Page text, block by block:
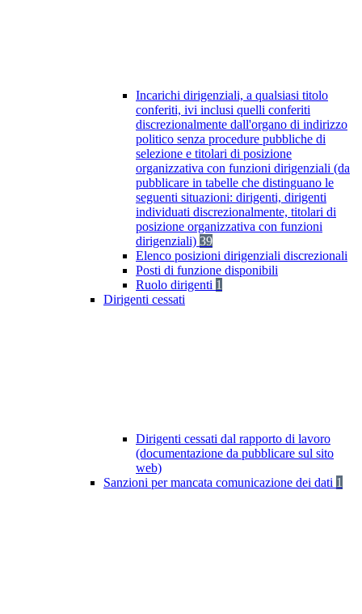
Incarichi dirigenziali, a qualsiasi titolo
conferiti, ivi inclusi quelli conferiti
discrezionalmente dall'organo di indirizzo
politico senza procedure pubbliche di
selezione e titolari di posizione
organizzativa con funzioni dirigenziali (da
pubblicare in tabelle che distinguano le
seguenti situazioni: dirigenti, dirigenti
individuati discrezionalmente, titolari di
posizione organizzativa con funzioni
dirigenziali) 39
Elenco posizioni dirigenziali discrezionali
Posti di funzione disponibili
Ruolo dirigenti 1
Dirigenti cessati
Dirigenti cessati dal rapporto di lavoro
(documentazione da pubblicare sul sito
web)
Sanzioni per mancata comunicazione dei dati 1